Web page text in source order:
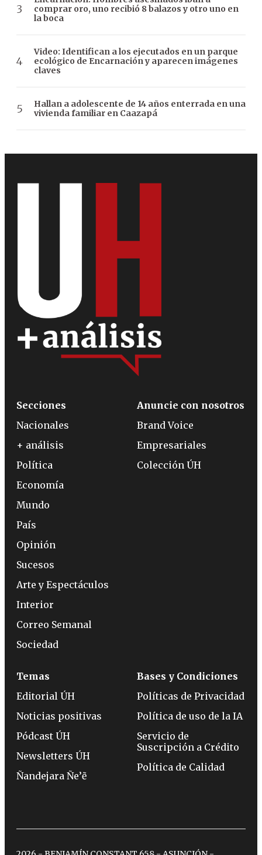
comprar oro, uno recibió 8 balazos y otro uno en
la boca
Video: Identifican a los ejecutados en un parque
ecológico de Encarnación y aparecen imágenes
claves
Hallan a adolescente de 14 años enterrada en una
vivienda familiar en Caazapá
Secciones
Nacionales
+ análisis
Política
Economía
Mundo
País
Opinión
Sucesos
Arte y Espectáculos
Interior
Correo Semanal
Sociedad
Anuncie con nosotros
Brand Voice
Empresariales
Colección ÚH
Temas
Editorial ÚH
Noticias positivas
Pódcast ÚH
Newsletters ÚH
Ñandejara Ñe’ẽ
Bases y Condiciones
Políticas de Privacidad
Política de uso de la IA
Servicio de
Suscripción a Crédito
Política de Calidad